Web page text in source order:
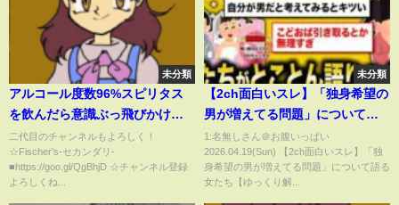
未分類
アルコール度数96%スピリタス
を飲んだら意識ぶっ飛びかけ
た。
二代目のチャンネルもよろしく！
☆Fischer's-セカンダリ-
■https://goo.gl/QgBhjD ☆チャンネル登録
よろしくね...
未分類
【2ch面白いスレ】「独身希望の
男が増えてる問題」について語
る女たち【ゆっくり解説】
1:名無しさん＠お腹いっぱい
2026.04.19(Sun) 【2ch面白いスレ】「独
身希望の男が増えてる問題」について語る
女たち【ゆっくり解...